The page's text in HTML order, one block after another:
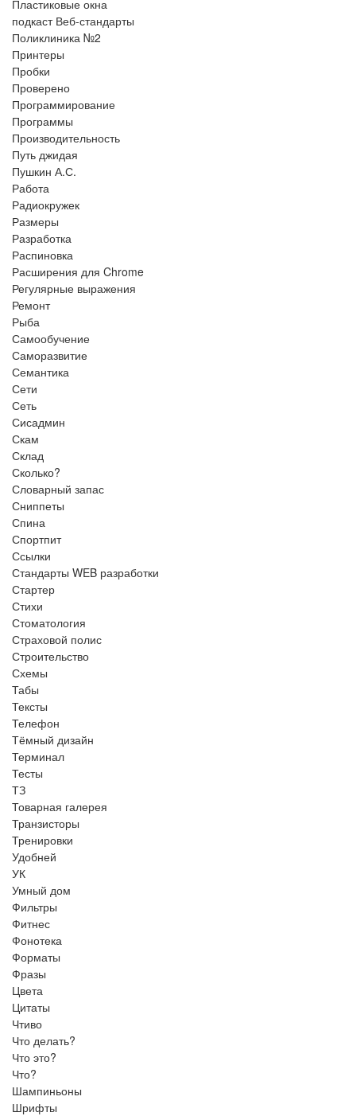
Пластиковые окна
подкаст Веб-стандарты
Поликлиника №2
Принтеры
Пробки
Проверено
Программирование
Программы
Производительность
Путь джидая
Пушкин А.С.
Работа
Радиокружек
Размеры
Разработка
Распиновка
Расширения для Chrome
Регулярные выражения
Ремонт
Рыба
Самообучение
Саморазвитие
Семантика
Сети
Сеть
Сисадмин
Скам
Склад
Сколько?
Словарный запас
Сниппеты
Спина
Спортпит
Ссылки
Стандарты WEB разработки
Стартер
Стихи
Стоматология
Страховой полис
Строительство
Схемы
Табы
Тексты
Телефон
Тёмный дизайн
Терминал
Тесты
ТЗ
Товарная галерея
Транзисторы
Тренировки
Удобней
УК
Умный дом
Фильтры
Фитнес
Фонотека
Форматы
Фразы
Цвета
Цитаты
Чтиво
Что делать?
Что это?
Что?
Шампиньоны
Шрифты